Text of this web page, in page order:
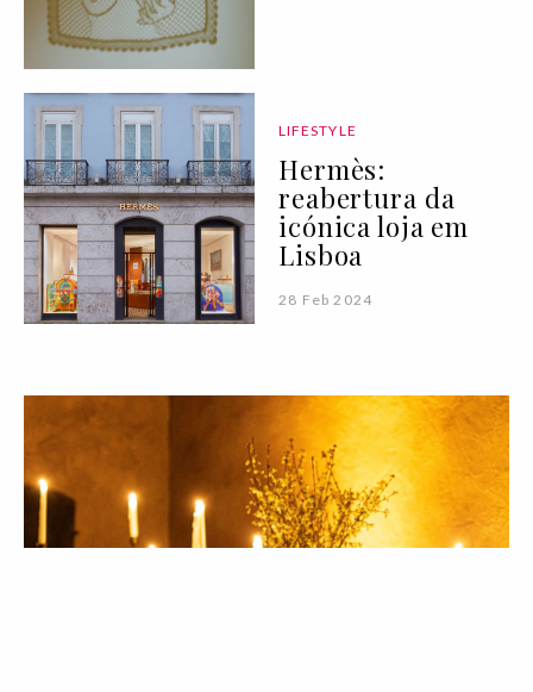
LIFESTYLE
Hermès:
reabertura da
icónica loja em
Lisboa
28 Feb 2024